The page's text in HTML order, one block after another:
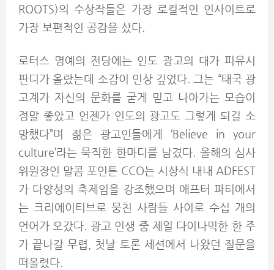
ROOTS)의 수상작들은 가장 로컬적인 인사이트로
가장 보편적인 공감을 샀다.
로터스 명예의 전당에는 인도 광고의 대가 피유시
판디가 올랐는데 소감이 인상 깊었다. 그는 “태국 광
고계가 자신의 문화를 굳게 믿고 나아가는 모습이
정말 좋았고 언젠가 인도의 광고도 그렇게 되길 소
망했다”며 젊은 광고인들에게 ‘Believe in your
culture’라는 묵직한 한마디를 남겼다. 올해의 심사
위원장인 말콤 포인튼 CCO는 시상식 내내 ADFEST
가 다양성의 축제임을 강조했으며 애프터 파티에서
는 크리에이티브로 뭉친 사람들 사이로 수십 개의
언어가 오갔다. 광고 인생 중 제일 다이나믹한 한 주
가 끝나갈 무렵, 첫날 토론 세션에서 나왔던 질문을
떠올렸다.